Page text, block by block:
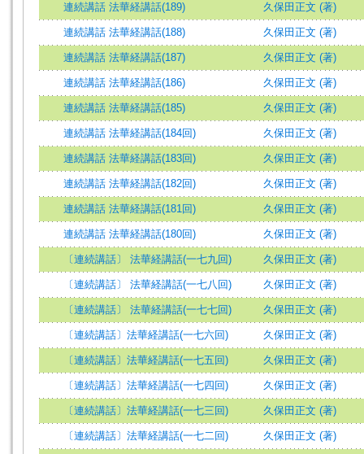
連続講話 法華経講話(189) 久保田正文 (著)
連続講話 法華経講話(188) 久保田正文 (著)
連続講話 法華経講話(187) 久保田正文 (著)
連続講話 法華経講話(186) 久保田正文 (著)
連続講話 法華経講話(185) 久保田正文 (著)
連続講話 法華経講話(184回) 久保田正文 (著)
連続講話 法華経講話(183回) 久保田正文 (著)
連続講話 法華経講話(182回) 久保田正文 (著)
連続講話 法華経講話(181回) 久保田正文 (著)
連続講話 法華経講話(180回) 久保田正文 (著)
〔連続講話〕 法華経講話(一七九回) 久保田正文 (著)
〔連続講話〕 法華経講話(一七八回) 久保田正文 (著)
〔連続講話〕 法華経講話(一七七回) 久保田正文 (著)
〔連続講話〕法華経講話(一七六回) 久保田正文 (著)
〔連続講話〕法華経講話(一七五回) 久保田正文 (著)
〔連続講話〕法華経講話(一七四回) 久保田正文 (著)
〔連続講話〕法華経講話(一七三回) 久保田正文 (著)
〔連続講話〕法華経講話(一七二回) 久保田正文 (著)